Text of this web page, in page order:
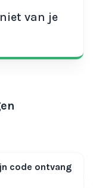
van je
code ontvang